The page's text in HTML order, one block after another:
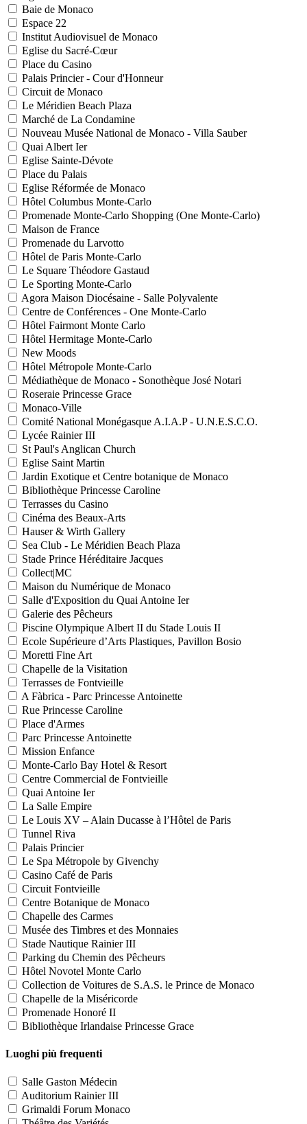
Baie de Monaco
Espace 22
Institut Audiovisuel de Monaco
Eglise du Sacré-Cœur
Place du Casino
Palais Princier - Cour d'Honneur
Circuit de Monaco
Le Méridien Beach Plaza
Marché de La Condamine
Nouveau Musée National de Monaco - Villa Sauber
Quai Albert Ier
Eglise Sainte-Dévote
Place du Palais
Eglise Réformée de Monaco
Hôtel Columbus Monte-Carlo
Promenade Monte-Carlo Shopping (One Monte-Carlo)
Maison de France
Promenade du Larvotto
Hôtel de Paris Monte-Carlo
Le Square Théodore Gastaud
Le Sporting Monte-Carlo
Agora Maison Diocésaine - Salle Polyvalente
Centre de Conférences - One Monte-Carlo
Hôtel Fairmont Monte Carlo
Hôtel Hermitage Monte-Carlo
New Moods
Hôtel Métropole Monte-Carlo
Médiathèque de Monaco - Sonothèque José Notari
Roseraie Princesse Grace
Monaco-Ville
Comité National Monégasque A.I.A.P - U.N.E.S.C.O.
Lycée Rainier III
St Paul's Anglican Church
Eglise Saint Martin
Jardin Exotique et Centre botanique de Monaco
Bibliothèque Princesse Caroline
Terrasses du Casino
Cinéma des Beaux-Arts
Hauser & Wirth Gallery
Sea Club - Le Méridien Beach Plaza
Stade Prince Héréditaire Jacques
Collect|MC
Maison du Numérique de Monaco
Salle d'Exposition du Quai Antoine Ier
Galerie des Pêcheurs
Piscine Olympique Albert II du Stade Louis II
Ecole Supérieure d’Arts Plastiques, Pavillon Bosio
Moretti Fine Art
Chapelle de la Visitation
Terrasses de Fontvieille
A Fàbrica - Parc Princesse Antoinette
Rue Princesse Caroline
Place d'Armes
Parc Princesse Antoinette
Mission Enfance
Monte-Carlo Bay Hotel & Resort
Centre Commercial de Fontvieille
Quai Antoine Ier
La Salle Empire
Le Louis XV – Alain Ducasse à l’Hôtel de Paris
Tunnel Riva
Palais Princier
Le Spa Métropole by Givenchy
Casino Café de Paris
Circuit Fontvieille
Centre Botanique de Monaco
Chapelle des Carmes
Musée des Timbres et des Monnaies
Stade Nautique Rainier III
Parking du Chemin des Pêcheurs
Hôtel Novotel Monte Carlo
Collection de Voitures de S.A.S. le Prince de Monaco
Chapelle de la Miséricorde
Promenade Honoré II
Bibliothèque Irlandaise Princesse Grace
Luoghi più frequenti
Salle Gaston Médecin
Auditorium Rainier III
Grimaldi Forum Monaco